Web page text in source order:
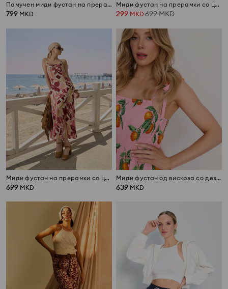
Памучен миди фустан на прерамки со набори
799 MKD
Миди фустан на прерамки со цветен дезен
299 MKD 699MKD
Миди фустан на прерамки со цветен дезен
699 MKD
Миди фустан од вискоза со дезен и прерамки
639 MKD